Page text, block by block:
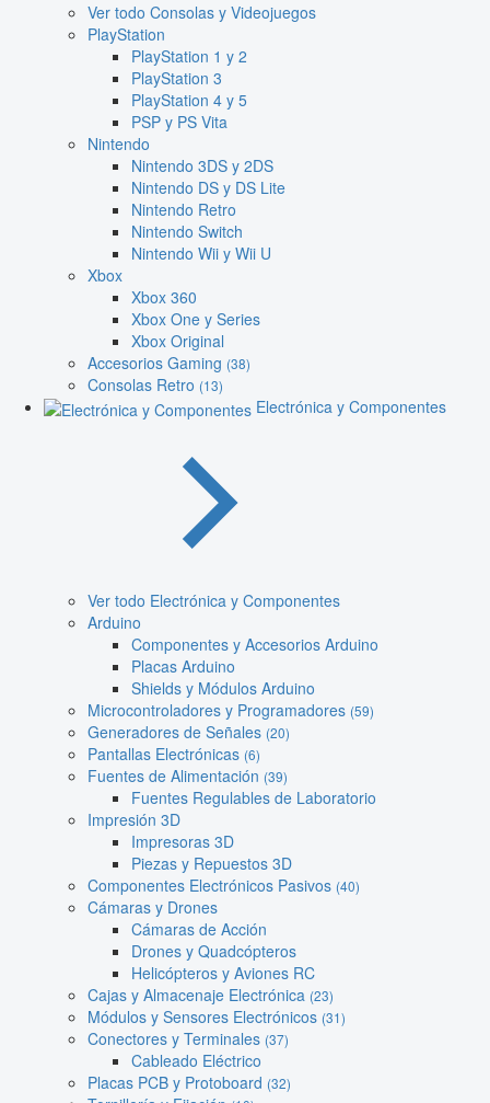
Ver todo Consolas y Videojuegos
PlayStation
PlayStation 1 y 2
PlayStation 3
PlayStation 4 y 5
PSP y PS Vita
Nintendo
Nintendo 3DS y 2DS
Nintendo DS y DS Lite
Nintendo Retro
Nintendo Switch
Nintendo Wii y Wii U
Xbox
Xbox 360
Xbox One y Series
Xbox Original
Accesorios Gaming (38)
Consolas Retro (13)
Electrónica y Componentes
Ver todo Electrónica y Componentes
Arduino
Componentes y Accesorios Arduino
Placas Arduino
Shields y Módulos Arduino
Microcontroladores y Programadores (59)
Generadores de Señales (20)
Pantallas Electrónicas (6)
Fuentes de Alimentación (39)
Fuentes Regulables de Laboratorio
Impresión 3D
Impresoras 3D
Piezas y Repuestos 3D
Componentes Electrónicos Pasivos (40)
Cámaras y Drones
Cámaras de Acción
Drones y Quadcópteros
Helicópteros y Aviones RC
Cajas y Almacenaje Electrónica (23)
Módulos y Sensores Electrónicos (31)
Conectores y Terminales (37)
Cableado Eléctrico
Placas PCB y Protoboard (32)